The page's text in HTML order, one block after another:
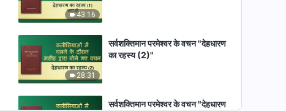
43:16
28:31
सर्वशक्तिमान परमेश्वर के वचन "देहधारण
का रहस्य (2)"
सर्वशक्तिमान परमेश्वर के वचन "देहधारण